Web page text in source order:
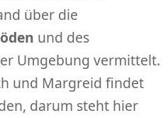
über die
und des
Umgebung vermittelt.
und Margreid findet
darum steht hier